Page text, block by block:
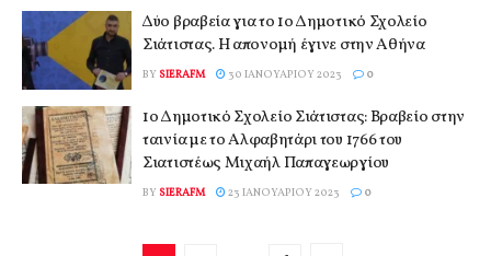
Δύο βραβεία για το 1ο Δημοτικό Σχολείο
Σιάτιστας. Η απονομή έγινε στην Αθήνα
BY SIERAFM 30 ΙΑΝΟΥΑΡΊΟΥ 2023 0
1ο Δημοτικό Σχολείο Σιάτιστας: Βραβείο στην
ταινία με το Αλφαβητάρι του 1766 του
Σιατιστέως Μιχαήλ Παπαγεωργίου
BY SIERAFM 23 ΙΑΝΟΥΑΡΊΟΥ 2023 0